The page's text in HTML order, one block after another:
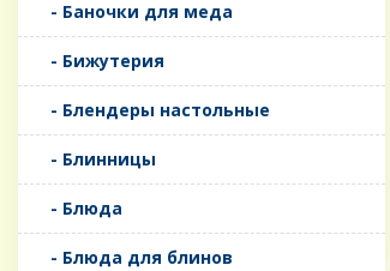
- Баночки для меда
- Бижутерия
- Блендеры настольные
- Блинницы
- Блюда
- Блюда для блинов